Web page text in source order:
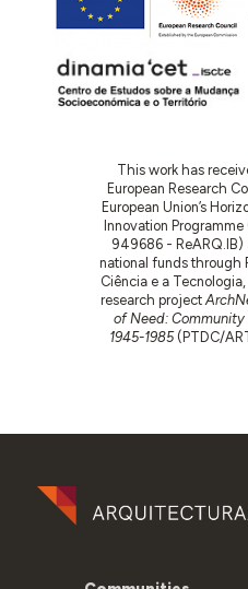
This work has
European Research
European Union’s
Innovation
949686 - ReARQ.IB)
national funds through
Ciência e a
research project
of Need:
1945-1985(PTDC/